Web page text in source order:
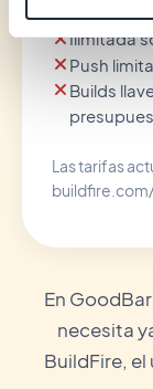
$/mes)
Ilimitada
Push
Builds
Las tarifas
En
necesita
BuildFire,